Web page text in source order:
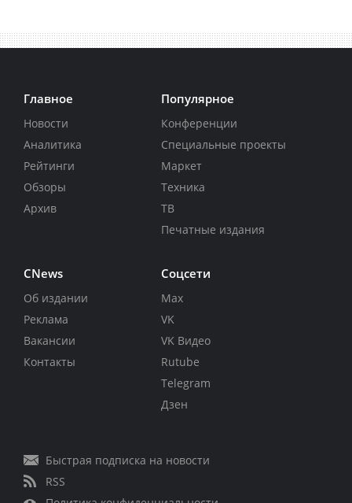
Главное
Новости
Аналитика
Рейтинги
Обзоры
Архив
Популярное
Конференции
Специальные проекты
Маркет
Техника
ТВ
Печатные издания
CNews
Об издании
Реклама
Вакансии
Контакты
Соцсети
Max
VK
VK Видео
Rutube
Telegram
Дзен
Быстрая подписка на новости
RSS